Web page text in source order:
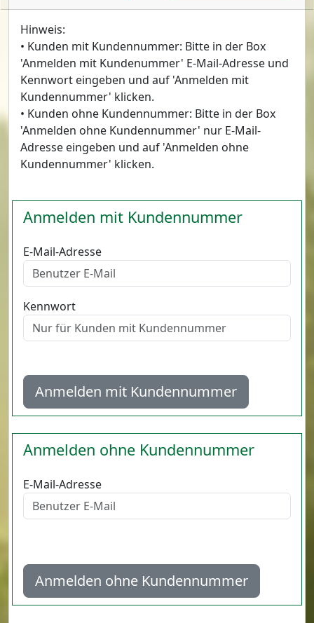
Hinweis:
• Kunden mit Kundennummer: Bitte in der Box
'Anmelden mit Kundenummer' E-Mail-Adresse und
Kennwort eingeben und auf 'Anmelden mit
Kundennummer' klicken.
• Kunden ohne Kundennummer: Bitte in der Box
'Anmelden ohne Kundennummer' nur E-Mail-
Adresse eingeben und auf 'Anmelden ohne
Kundennummer' klicken.
Anmelden mit Kundennummer
E-Mail-Adresse
Kennwort
Anmelden mit Kundennummer
Anmelden ohne Kundennummer
E-Mail-Adresse
Anmelden ohne Kundennummer